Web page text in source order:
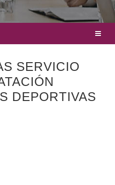
SERVICIO
DEPORTIVAS